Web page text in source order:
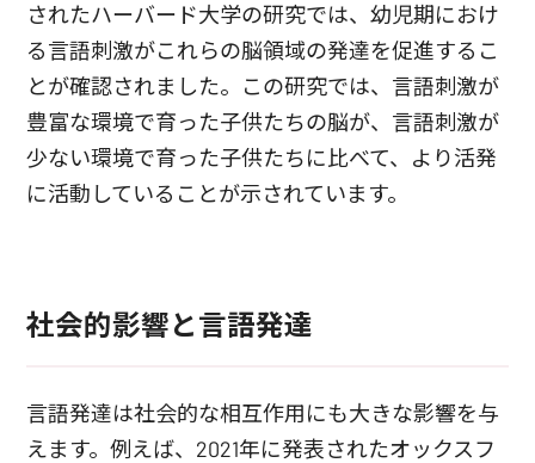
されたハーバード大学の研究では、幼児期におけ
る言語刺激がこれらの脳領域の発達を促進するこ
とが確認されました。この研究では、言語刺激が
豊富な環境で育った子供たちの脳が、言語刺激が
少ない環境で育った子供たちに比べて、より活発
に活動していることが示されています。
社会的影響と言語発達
言語発達は社会的な相互作用にも大きな影響を与
えます。例えば、2021年に発表されたオックスフ